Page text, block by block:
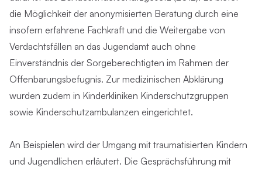
die Möglichkeit der anonymisierten Beratung durch eine
insofern erfahrene Fachkraft und die Weitergabe von
Verdachtsfällen an das Jugendamt auch ohne
Einverständnis der Sorgeberechtigten im Rahmen der
Offenbarungsbefugnis. Zur medizinischen Abklärung
wurden zudem in Kinderkliniken Kinderschutzgruppen
sowie Kinderschutzambulanzen eingerichtet.
An Beispielen wird der Umgang mit traumatisierten Kindern
und Jugendlichen erläutert. Die Gesprächsführung mit